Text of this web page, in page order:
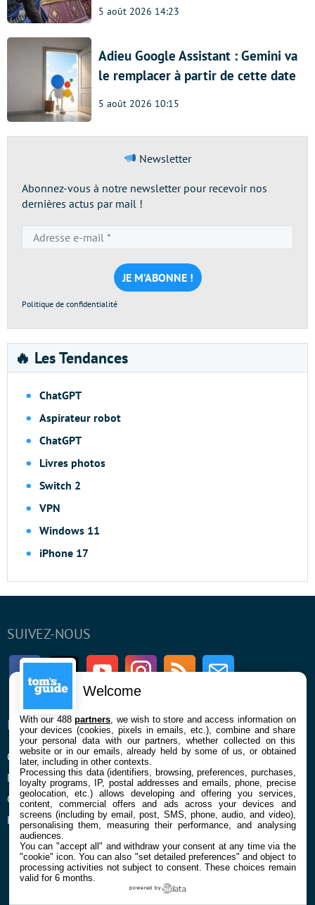
5 août 2026 14:23
Adieu Google Assistant : Gemini va
le remplacer à partir de cette date
5 août 2026 10:15
Newsletter
Abonnez-vous à notre newsletter pour recevoir nos
dernières actus par mail !
e-
mail
*
Politique de confidentialité
🔥 Les Tendances
ChatGPT
Aspirateur robot
ChatGPT
Livres photos
Switch 2
VPN
Windows 11
iPhone 17
SUIVEZ-NOUS
FacebookTwitter Youtube InstagramRSS Newsletter
ENTREPRISE
Qui sommes nous
Mentions légales et CGU
Confidentialité et Cookies
Préférences cookies
À PROPOS
La rédaction
Contact
Welcome
With our 488partners , we wish to store and access information on
your devices (cookies, pixels in emails, etc.), combine and share
your personal data with our partners, whether collected on this
website or in our emails, already held by some of us, or obtained
later, including in other contexts.
Processing this data (identifiers, browsing, preferences, purchases,
loyalty programs, IP, postal addresses and emails, phone, precise
geolocation, etc.) allows developing and offering you services,
content, commercial offers and ads across your devices and
screens (including by email, post, SMS, phone, audio, and video),
personalising them, measuring their performance, and analysing
audiences.
You can "accept all" and withdraw your consent at any time via the
"cookie" icon. You can also "set detailed preferences" and object to
processing activities not subject to consent. These choices remain
valid for 6 months.
powered by